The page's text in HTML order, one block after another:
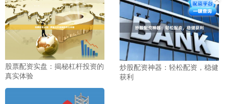
股票配资实盘：揭秘杠杆投资的
真实体验
炒股配资神器：轻松配资，稳健
获利